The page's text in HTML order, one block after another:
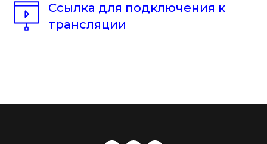
Ссылка для подключения к
трансляции